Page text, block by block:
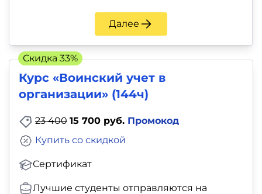
Далее
Курс «Воинский учет в
организации» (144ч)
23 400 15 700 руб. Промокод
Сертификат
Купить со скидкой
Лучшие студенты отправляются на
Скидка 33%